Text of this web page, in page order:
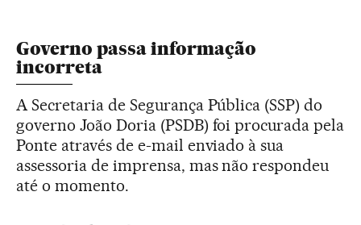
Governo passa informação
incorreta
A Secretaria de Segurança Pública (SSP) do
governo João Doria (PSDB) foi procurada pela
Ponte através de e-mail enviado à sua
assessoria de imprensa, mas não respondeu
até o momento.